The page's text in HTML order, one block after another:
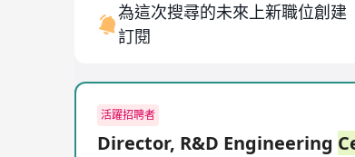
為這次搜尋的未來上新職位創建
訂閱
活躍招聘者
Director, R&D Engineering